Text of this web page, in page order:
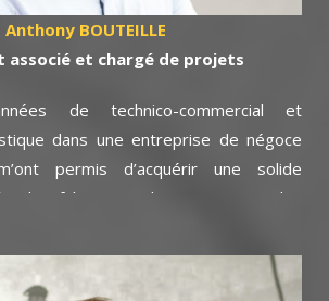
partageons avec mes collègues.
Anthony BOUTEILLE
associé et chargé de projets
de technico-commercial et
dans une entreprise de négoce
permis d’acquérir une solide
des fabricants, des artisans et des
m’aident aujourd’hui à comprendre et
à vos interrogations qu’elles soient